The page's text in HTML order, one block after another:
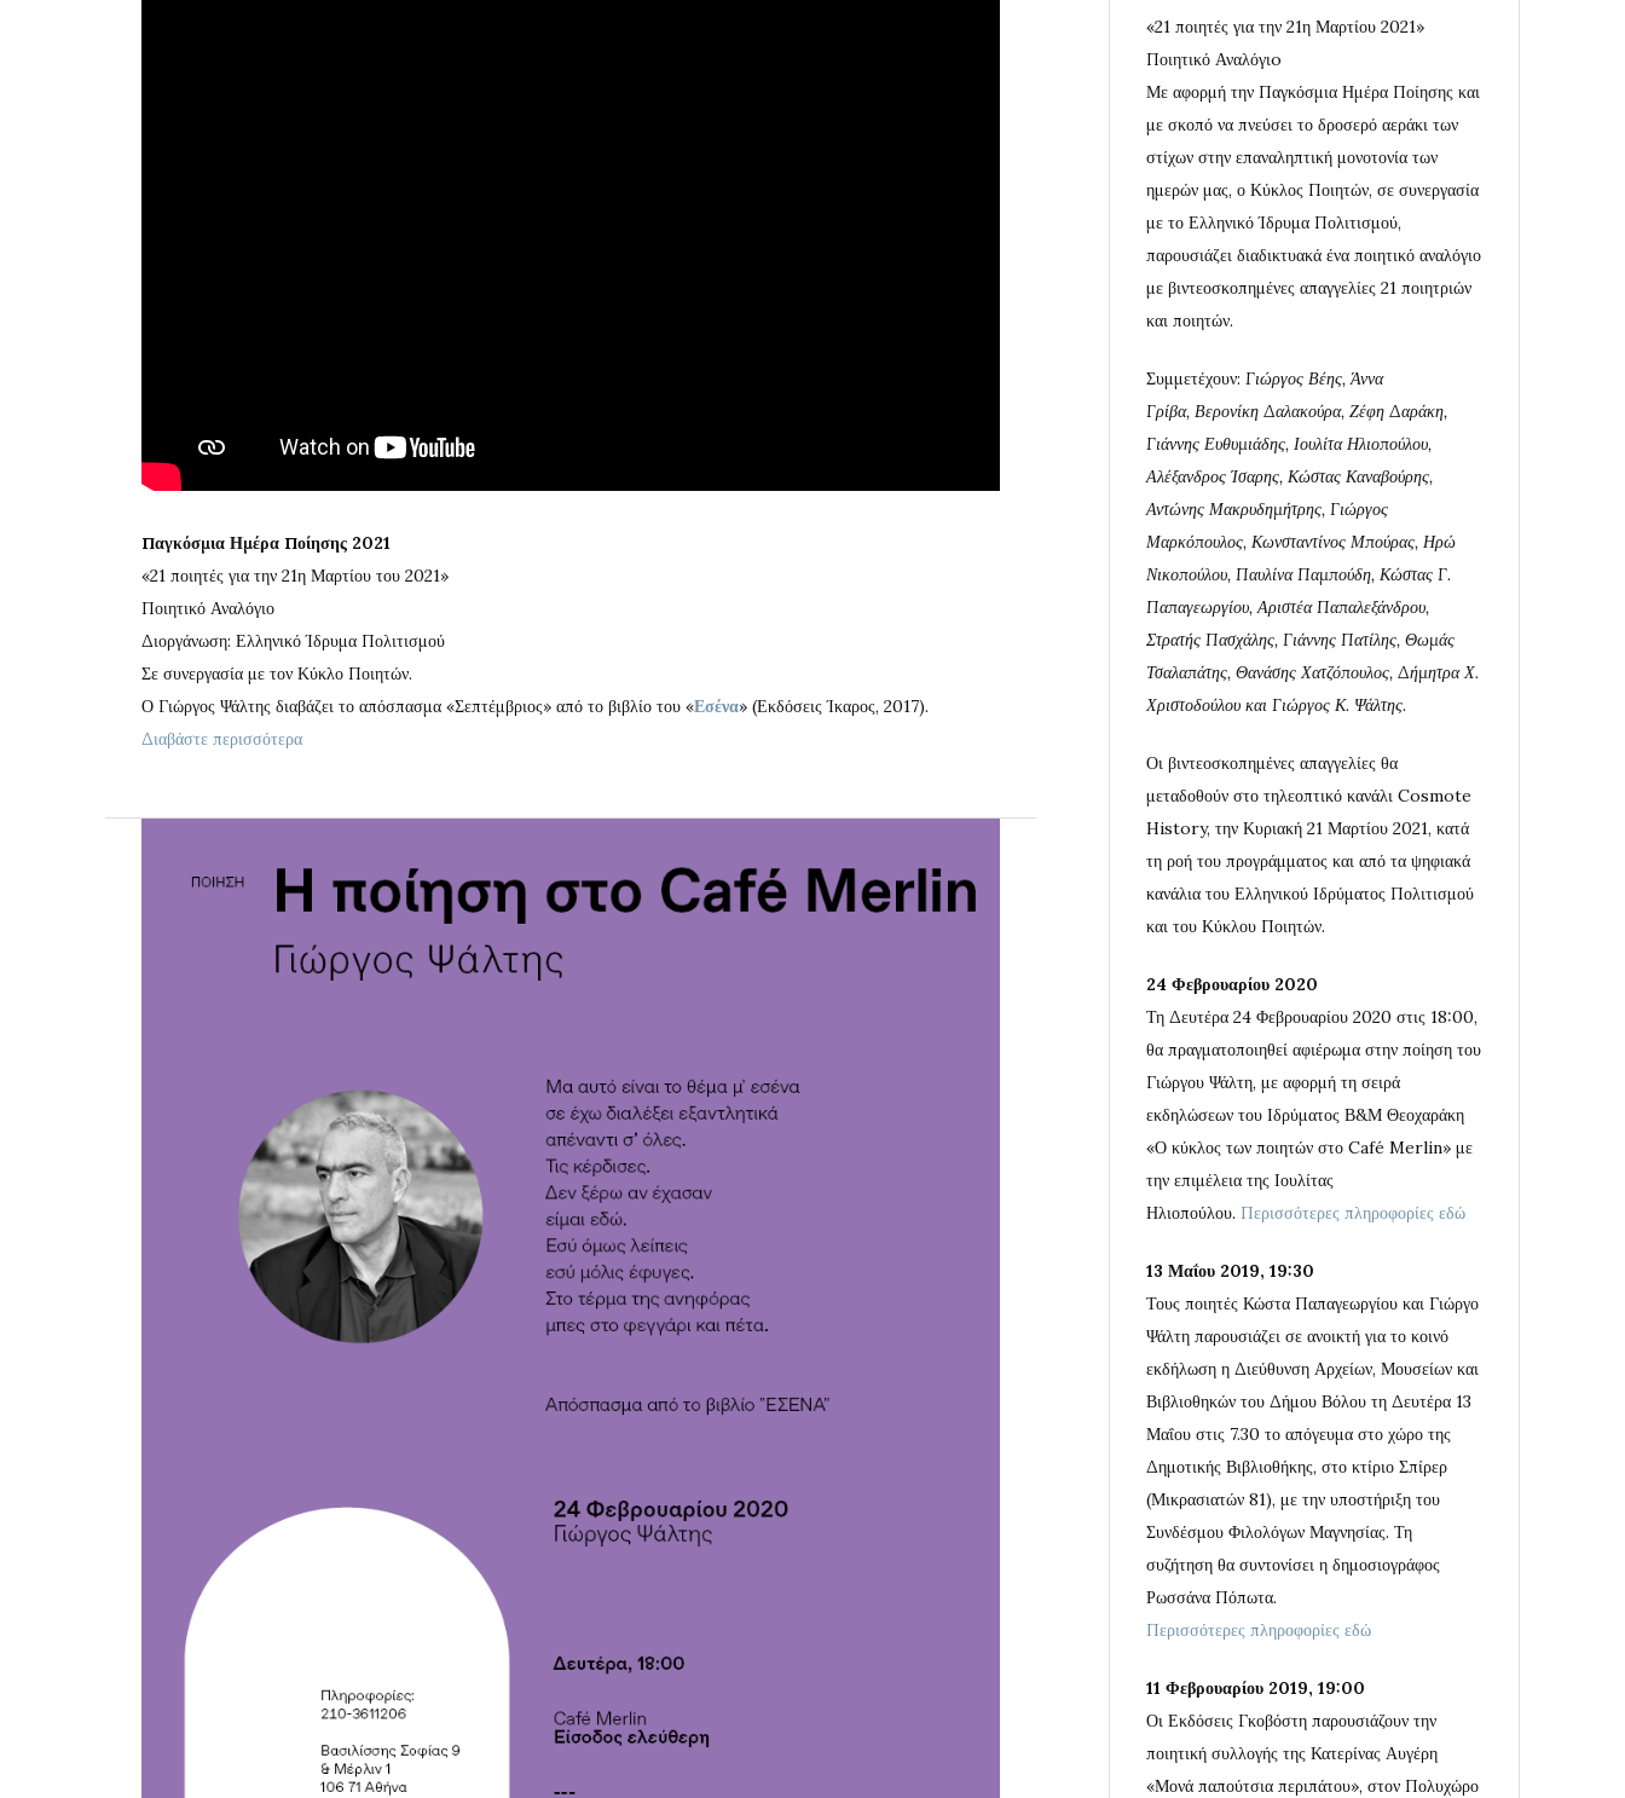
Παγκόσμια Ημέρα Ποίησης 2021
«21 ποιητές για την 21η Μαρτίου του 2021»
Ποιητικό Αναλόγιο
Διοργάνωση: Ελληνικό Ίδρυμα Πολιτισμού
Σε συνεργασία με τον Κύκλο Ποιητών.
Ο Γιώργος Ψάλτης διαβάζει το απόσπασμα «Σεπτέμβριος» από το βιβλίο του «Εσένα» (Εκδόσεις Ίκαρος, 2017).
Διαβάστε περισσότερα
«21 ποιητές για την 21η Μαρτίου 2021»
Ποιητικό Αναλόγιo
Με αφορμή την Παγκόσμια Ημέρα Ποίησης και
με σκοπό να πνεύσει το δροσερό αεράκι των
στίχων στην επαναληπτική μονοτονία των
ημερών μας, ο Κύκλος Ποιητών, σε συνεργασία
με το Ελληνικό Ίδρυμα Πολιτισμού,
παρουσιάζει διαδικτυακά ένα ποιητικό αναλόγιο
με βιντεοσκοπημένες απαγγελίες 21 ποιητριών
και ποιητών.
Συμμετέχουν: Γιώργος Βέης, Άννα
Γρίβα, Βερονίκη Δαλακούρα, Ζέφη Δαράκη,
Γιάννης Ευθυμιάδης, Ιουλίτα Ηλιοπούλου,
Αλέξανδρος Ίσαρης, Κώστας Καναβούρης,
Αντώνης Μακρυδημήτρης, Γιώργος
Μαρκόπουλος, Κωνσταντίνος Μπούρας, Ηρώ
Νικοπούλου, Παυλίνα Παμπούδη, Κώστας Γ.
Παπαγεωργίου, Αριστέα Παπαλεξάνδρου,
Στρατής Πασχάλης, Γιάννης Πατίλης, Θωμάς
Τσαλαπάτης, Θανάσης Χατζόπουλος, Δήμητρα Χ.
Χριστοδούλου και Γιώργος Κ. Ψάλτης.
Οι βιντεοσκοπημένες απαγγελίες θα
μεταδοθούν στο τηλεοπτικό κανάλι Cosmote
History, την Κυριακή 21 Μαρτίου 2021, κατά
τη ροή του προγράμματος και από τα ψηφιακά
κανάλια του Ελληνικού Ιδρύματος Πολιτισμού
και του Κύκλου Ποιητών.
24 Φεβρουαρίου 2020
Τη Δευτέρα 24 Φεβρουαρίου 2020 στις 18:00,
θα πραγματοποιηθεί αφιέρωμα στην ποίηση του
Γιώργου Ψάλτη, με αφορμή τη σειρά
εκδηλώσεων του Ιδρύματος Β&Μ Θεοχαράκη
«Ο κύκλος των ποιητών στο Café Merlin» με
την επιμέλεια της Ιουλίτας
Ηλιοπούλου. Περισσότερες πληροφορίες εδώ
13 Μαΐου 2019, 19:30
Τους ποιητές Κώστα Παπαγεωργίου και Γιώργο
Ψάλτη παρουσιάζει σε ανοικτή για το κοινό
εκδήλωση η Διεύθυνση Αρχείων, Μουσείων και
Βιβλιοθηκών του Δήμου Βόλου τη Δευτέρα 13
Μαΐου στις 7.30 το απόγευμα στο χώρο της
Δημοτικής Βιβλιοθήκης, στο κτίριο Σπίρερ
(Μικρασιατών 81), με την υποστήριξη του
Συνδέσμου Φιλολόγων Μαγνησίας. Τη
συζήτηση θα συντονίσει η δημοσιογράφος
Ρωσσάνα Πόπωτα.
Περισσότερες πληροφορίες εδώ
11 Φεβρουαρίου 2019, 19:00
Οι Εκδόσεις Γκοβόστη παρουσιάζουν την
ποιητική συλλογής της Κατερίνας Αυγέρη
«Μονά παπούτσια περιπάτου», στον Πολυχώρο